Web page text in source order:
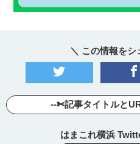
＼ この情報をシ
--✄記事タイトルと
はまこれ横浜